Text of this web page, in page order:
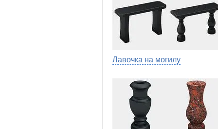
Лавочка на могилу